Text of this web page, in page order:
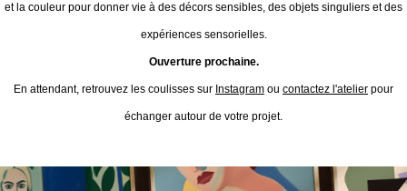
et la couleur pour donner vie à des décors sensibles, des objets singuliers et des
expériences sensorielles.
Ouverture prochaine.
En attendant, retrouvez les coulisses sur Instagram ou contactez l'atelier pour
échanger autour de votre projet.